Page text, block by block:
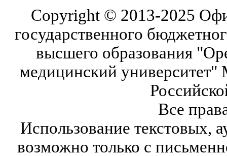
Copyright © 2013-2025
государственного
высшего образования
медицинский университет"
Все
Использование текстовых,
возможно только с